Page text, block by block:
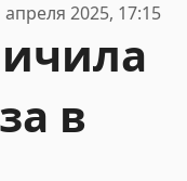
апреля 2025, 17:15
в